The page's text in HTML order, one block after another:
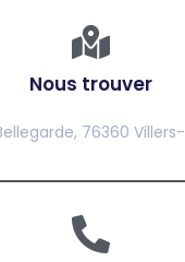
Nous trouver
76360